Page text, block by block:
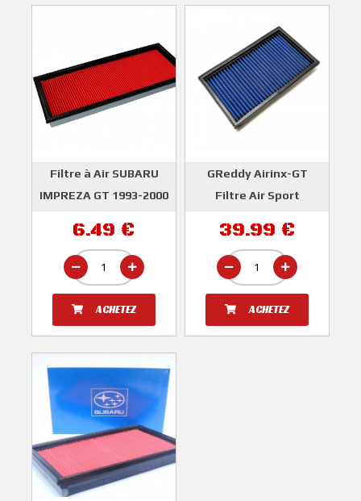
Filtre à Air SUBARU
IMPREZA GT 1993-2000
et Forester Turbo S
1999-2002
PIÈCE ADAPTABLE TYPE
ORIGINE
6.49 €
ACHETEZ
GReddy Airinx-GT
Filtre Air Sport
1993-2000 WRX Et STI
2001-2007
GREDDY
39.99 €
ACHETEZ